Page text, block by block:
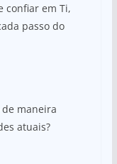
confiar em Ti,
passo do
maneira
atuais?